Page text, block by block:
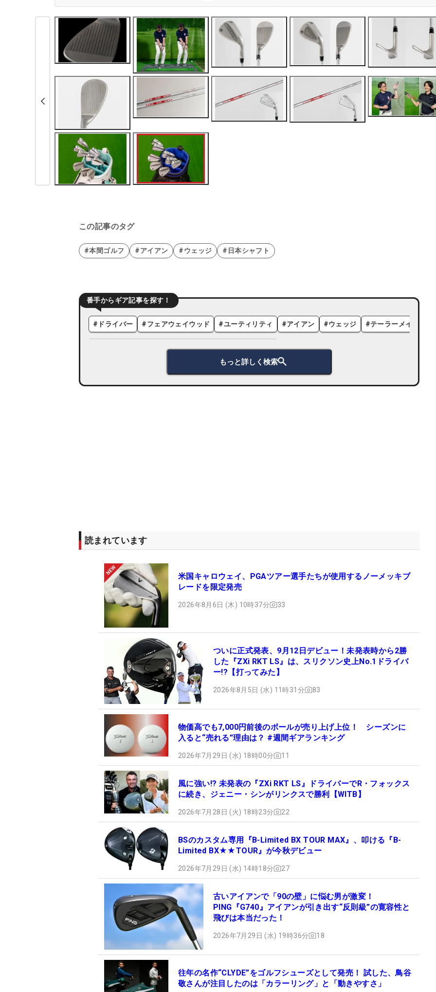
この記事のタグ
#本間ゴルフ #アイアン #ウェッジ #日本シャフト
番手からギア記事を探す！
# ドライバー #フェアウェイウッド #ユーティリティ #アイアン #ウェッジ #テーラーメイド
もっと詳しく検索
読まれています
米国キャロウェイ、PGAツアー選手たちが使用するノーメッキブ
レードを限定発売
2026年8月6日 (木) 10時37分 33
ついに正式発表、9月12日デビュー！未発表時から2勝
した『ZXi RKT LS』は、スリクソン史上No.1ドライバ
ー!?【打ってみた】
2026年8月5日 (水) 11時31分 83
物価高でも7,000円前後のボールが売り上げ上位！ シーズンに
入ると“売れる”理由は？ #週間ギアランキング
2026年7月29日 (水) 18時00分 11
風に強い!? 未発表の『ZXi RKT LS』ドライバーでR・フォックス
に続き、ジェニー・シンがリンクスで勝利【WITB】
2026年7月28日 (火) 18時23分 22
BSのカスタム専用『B-Limited BX TOUR MAX』、叩ける『B-
Limited BX★★TOUR』が今秋デビュー
2026年7月29日 (水) 14時18分 27
古いアイアンで「90の壁」に悩む男が激変！
PING『G740』アイアンが引き出す“反則級”の寛容性と
飛びは本当だった！
2026年7月29日 (水) 19時36分 18
往年の名作“CLYDE”をゴルフシューズとして発売！ 試した、鳥谷
敬さんが注目したのは「カラーリング」と「動きやすさ」